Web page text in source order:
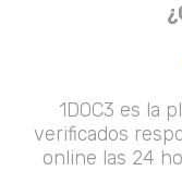
1DOC3 es la
verificados
online las 24